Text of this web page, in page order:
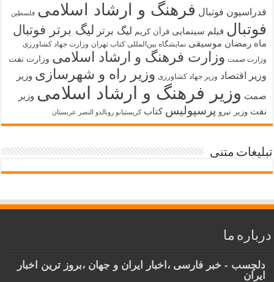
فدراسیون فوتبال فرهنگ و ارشاد اسلامی فلسطین
فوتبال فیلم سینمایی قرآن کریم لیگ برتر لیگ برتر فوتبال
ماه رمضان موسیقی نمایشگاه بین‌المللی کتاب تهران وزارت جهاد کشاورزی
وزارت صمت وزارت فرهنگ و ارشاد اسلامی وزارت نفت
وزیر اقتصاد وزیر جهاد کشاورزی وزیر راه و شهرسازی وزیر
صمت وزیر فرهنگ و ارشاد اسلامی وزیر
نفت وزیر نیرو پرسپولیس کتاب کریستیانو رونالدو النصر عربستان
تبلیغات متنی
درباره ما
دلچسب - خبر فارسی ،اخبار ایران و جهان ،بروز ترین اخبار
ایران